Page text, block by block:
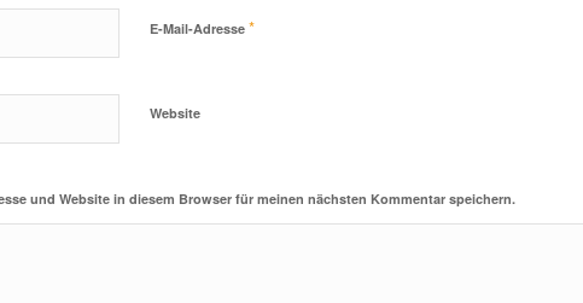
E-Mail-Adresse *
Website
und Website in diesem Browser für meinen nächsten Kommentar speichern.